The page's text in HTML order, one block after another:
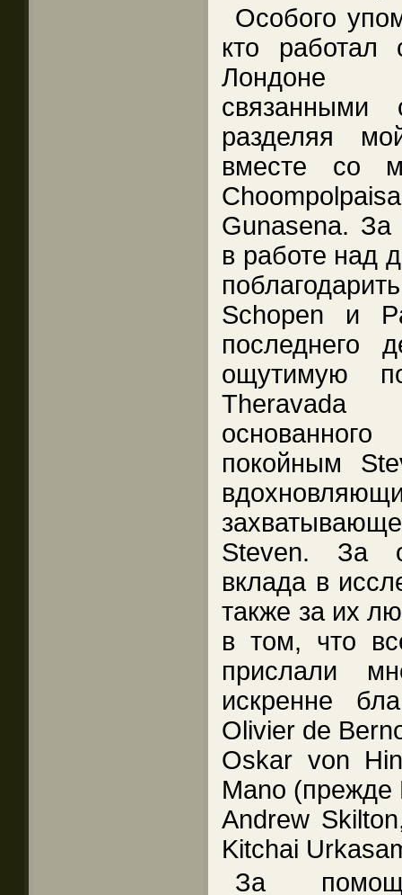
Особого
кто
Лондоне
разделяя
вместе со
Gunasena. За
в работе над
Schopen и
последнего
ощутимую
Theravada
покойным
Steven. За
вклада в
также за их
в том, что
прислали
искренне
Olivier de
Oskar von
Mano (прежде
Andrew
Kitchai
За